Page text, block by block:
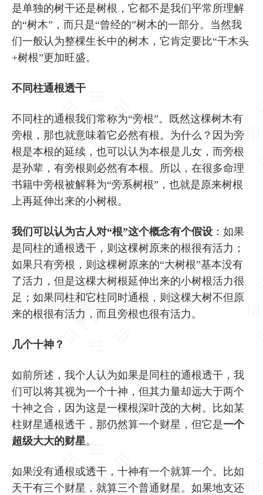
是单独的树干还是树根，它都不是我们平常所理解
的“树木”，而只是“曾经的”树木的一部分。当然我
们一般认为整棵生长中的树木，它肯定要比“干木头
+树根”更加旺盛。
不同柱通根透干
不同柱的通根我们常称为“旁根”。既然这棵树木有
旁根，那也就意味着它必然有根。为什么？因为旁
根是本根的延续，也可以认为本根是儿女，而旁根
是孙辈，有旁根则必然有本根。所以，在很多命理
书籍中旁根被解释为“旁系树根”，也就是原来树根
上再延伸出来的小树根。
我们可以认为古人对“根”这个概念有个假设 ：如果
是同柱的通根透干，则这棵树原来的根很有活力；
如果只有旁根，则这棵树原来的“大树根”基本没有
了活力，但是这棵大树根延伸出来的小树根活力很
足；如果同柱和它柱同时通根，则这棵大树不但原
来的根很有活力，而且旁根也很有活力。
几个十神？
如前所述，我个人认为如果是同柱的通根透干，我
们可以将其视为一个十神，但其力量却远大于两个
十神之合，因为这是一棵根深叶茂的大树。比如某
柱财星通根透干，那仍然算一个财星，但它是一个
超级大大的财星。
如果没有通根或透干，十神有一个就算一个。比如
天干有三个财星，就算三个普通财星。如果地支还